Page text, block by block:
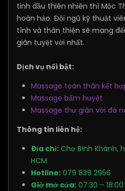
tinh dầu thiên nhiên thì Mộc
hoàn hảo. Đội ngũ kỹ thuật
tình và thân thiện sẽ mang
giãn tuyệt vời nhất.
Dịch vụ nổi bật:
Massage toàn thân kết
Massage bấm huyệt
Massage thư giãn với đá
Thông tin liên hệ:
Địa chỉ: Chợ Bình Khánh,
HCM
Hotline: 079 839 2956
Giờ mở cửa: 07:30 – 18:00